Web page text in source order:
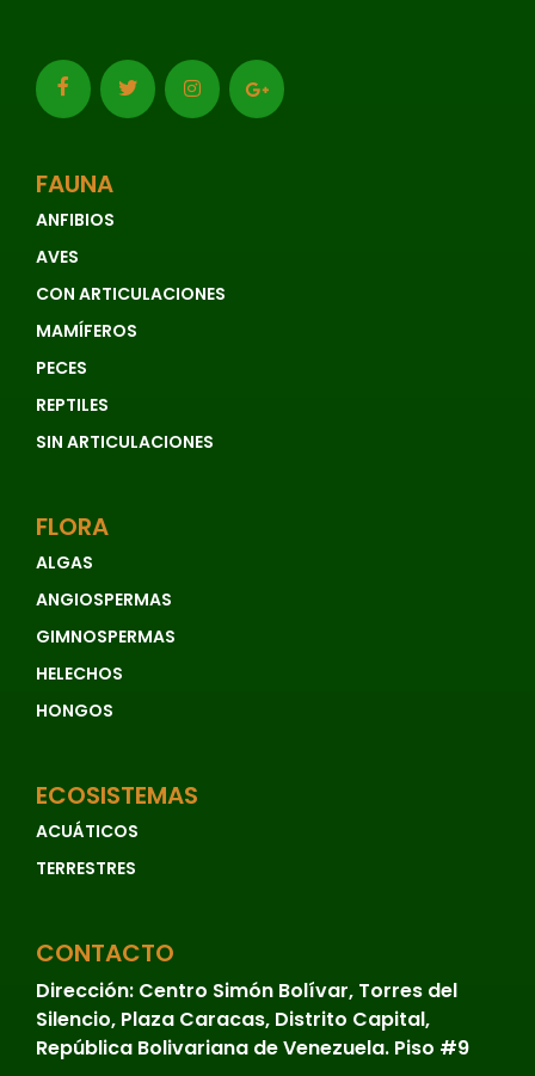
Mamíferos
Manglares
Matorrales
No
aplicable
No
evaluado
No
vascular
Peces
Sabanas
y
Sin
categoría
Tepuyes
Terrestres
FAUNA
ANFIBIOS
AVES
CON ARTICULACIONES
MAMÍFEROS
PECES
REPTILES
SIN ARTICULACIONES
FLORA
ALGAS
ANGIOSPERMAS
GIMNOSPERMAS
HELECHOS
HONGOS
ECOSISTEMAS
ACUÁTICOS
TERRESTRES
CONTACTO
Dirección: Centro Simón Bolívar, Torres del
Silencio, Plaza Caracas, Distrito Capital,
República Bolivariana de Venezuela. Piso #9